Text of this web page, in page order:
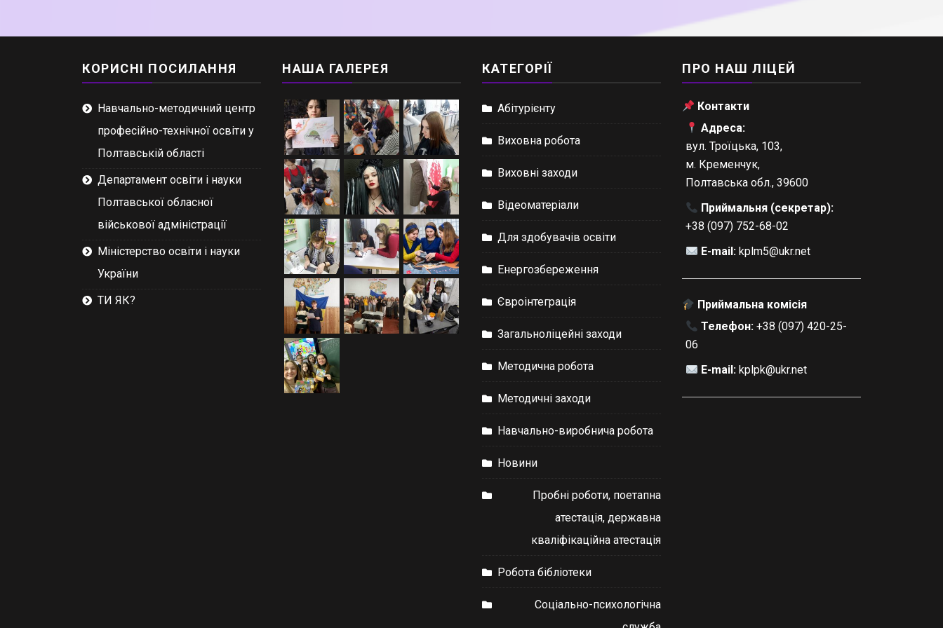
КОРИСНІ ПОСИЛАННЯ
Навчально-методичний центр
професійно-технічної освіти у
Полтавській області
Департамент освіти і науки
Полтавської обласної
військової адміністрації
Міністерство освіти і науки
України
ТИ ЯК?
НАША ГАЛЕРЕЯ КАТЕГОРІЇ
Абітурієнту
Виховна робота
Виховні заходи
Відеоматеріали
Для здобувачів освіти
Енергозбереження
Євроінтеграція
Загальноліцейні заходи
Методична робота
Методичні заходи
Навчально-виробнича робота
Новини
Пробні роботи, поетапна
атестація, державна
кваліфікаційна атестація
Робота бібліотеки
Соціально-психологічна
ПРО НАШ ЛІЦЕЙ
Контакти
Адреса:
вул. Троїцька, 103,
м. Кременчук,
Полтавська обл., 39600
Приймальня (секретар):
+38 (097) 752-68-02
E-mail: kplm5@ukr.net
Приймальна комісія
Телефон: +38 (097) 420-25-
06
E-mail: kplpk@ukr.net